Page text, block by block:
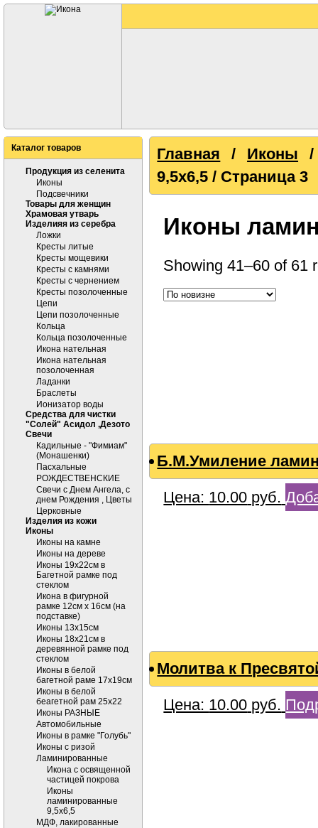
Каталог товаров
Продукция из селенита
Иконы
Подсвечники
Товары для женщин
Храмовая утварь
Изделияя из серебра
Ложки
Кресты литые
Кресты мощевики
Кресты с камнями
Кресты с чернением
Кресты позолоченные
Цепи
Цепи позолоченные
Кольца
Кольца позолоченные
Икона нательная
Икона нательная
позолоченная
Ладанки
Браслеты
Ионизатор воды
Средства для чистки
"Солей" Асидол ,Дезото
Cвечи
Кадильные - "Фимиам"
(Монашенки)
Пасхальные
РОЖДЕСТВЕНСКИЕ
Свечи с Днем Ангела, с
днем Рождения , Цветы
Церковные
Изделия из кожи
Иконы
Иконы на камне
Иконы на дереве
Иконы 19х22см в
Багетной рамке под
стеклом
Икона в фигурной
рамке 12см х 16см (на
подставке)
Иконы 13х15см
Иконы 18х21см в
деревянной рамке под
стеклом
Иконы в белой
багетной раме 17х19см
Иконы в белой
беагетной рам 25х22
Иконы РАЗНЫЕ
Автомобильные
Иконы в рамке "Голубь"
Иконы с ризой
Ламинированные
Икона с освященной
частицей покрова
Иконы
ламинированные
9,5х6,5
МДФ, лакированные
Главная / Иконы
9,5х6,5 / Страница 3
Иконы
Showing 41–60 of 61
Б.М.Умиление
Цена: 10.00 руб.
Молитва к
Цена: 10.00 руб.